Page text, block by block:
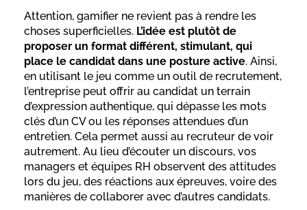
Attention, gamifier ne revient pas à rendre les
choses superficielles. L’idée est plutôt de
proposer un format différent, stimulant, qui
place le candidat dans une posture active. Ainsi,
en utilisant le jeu comme un outil de recrutement,
l’entreprise peut offrir au candidat un terrain
d’expression authentique, qui dépasse les mots
clés d’un CV ou les réponses attendues d’un
entretien. Cela permet aussi au recruteur de voir
autrement. Au lieu d’écouter un discours, vos
managers et équipes RH observent des attitudes
lors du jeu, des réactions aux épreuves, voire des
manières de collaborer avec d’autres candidats.